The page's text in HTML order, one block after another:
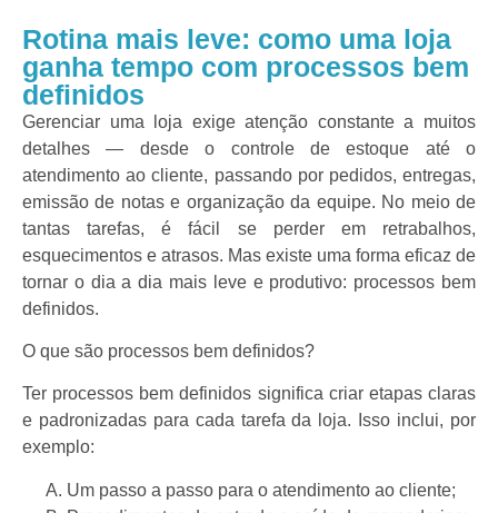
Rotina mais leve: como uma loja
ganha tempo com processos bem
definidos
Gerenciar uma loja exige atenção constante a muitos
detalhes — desde o controle de estoque até o
atendimento ao cliente, passando por pedidos, entregas,
emissão de notas e organização da equipe. No meio de
tantas tarefas, é fácil se perder em retrabalhos,
esquecimentos e atrasos. Mas existe uma forma eficaz de
tornar o dia a dia mais leve e produtivo: processos bem
definidos.
O que são processos bem definidos?
Ter processos bem definidos significa criar etapas claras
e padronizadas para cada tarefa da loja. Isso inclui, por
exemplo:
Um passo a passo para o atendimento ao cliente;